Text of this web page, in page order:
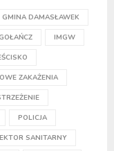
GMINA DAMASŁAWEK
GOŁAŃCZ IMGW
ZAKAŻENIA
POLICJA
SANITARNY